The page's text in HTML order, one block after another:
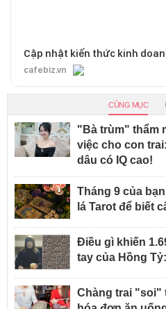
Cập nhật kiến thức kinh
cafebiz.vn
CÙNG MỤC
"Bà trùm" thẩm
việc cho con
dâu có IQ cao!
Tháng 9 của
lá Tarot để biết
Điều gì khiến
tay của Hồng
Chàng trai "soi"